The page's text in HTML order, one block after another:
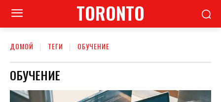
TORONTO
ДОМОЙ ТЕГИ ОБУЧЕНИЕ
ОБУЧЕНИЕ